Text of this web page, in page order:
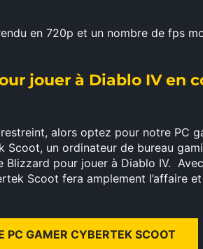
en 720p et un nombre de fps
jouer à Diablo IV en
alors optez pour notre PC
Scoot, un ordinateur de bureau
Blizzard pour jouer à Diablo IV.
Scoot fera amplement l’affaire
PC GAMER CYBERTEK SCOOT